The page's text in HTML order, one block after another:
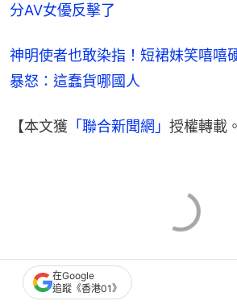
分AV女優反擊了
神明使者也敢染指！短裙妹笑嘻嘻
暴怒：這蠢貨哪國人
【本文獲 「聯合新聞網」 授權轉載
在Google
追蹤《香港01》